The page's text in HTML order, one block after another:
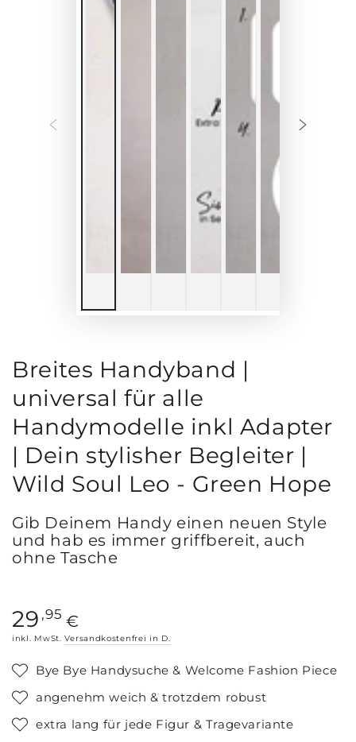
Breites Handyband |
universal für alle
Handymodelle inkl Adapter
| Dein stylisher Begleiter |
Wild Soul Leo - Green Hope
Gib Deinem Handy einen neuen Style
und hab es immer griffbereit, auch
ohne Tasche
Regulärer
Preis
29 ,95 €
inkl. MwSt.Versandkostenfrei in D.
Bye Bye Handysuche & Welcome Fashion Piece
angenehm weich & trotzdem robust
extra lang für jede Figur & Tragevariante